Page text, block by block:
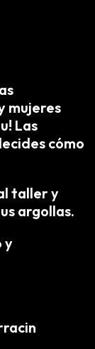
mujeres
Las
cómo
taller y
argollas.
y